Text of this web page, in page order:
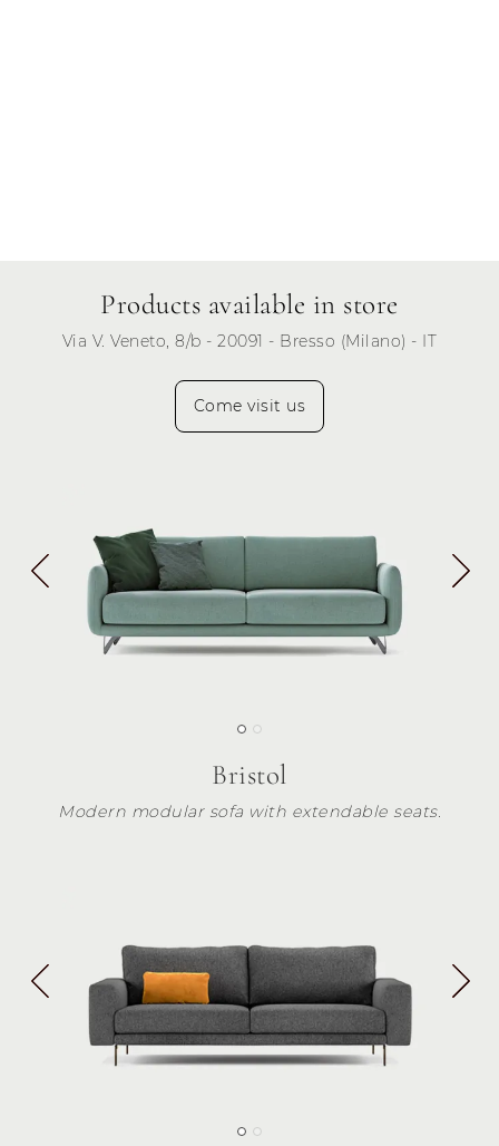
Products available in store
Via V. Veneto, 8/b - 20091 - Bresso (Milano) - IT
Come visit us
Bristol
Modern modular sofa with extendable seats.